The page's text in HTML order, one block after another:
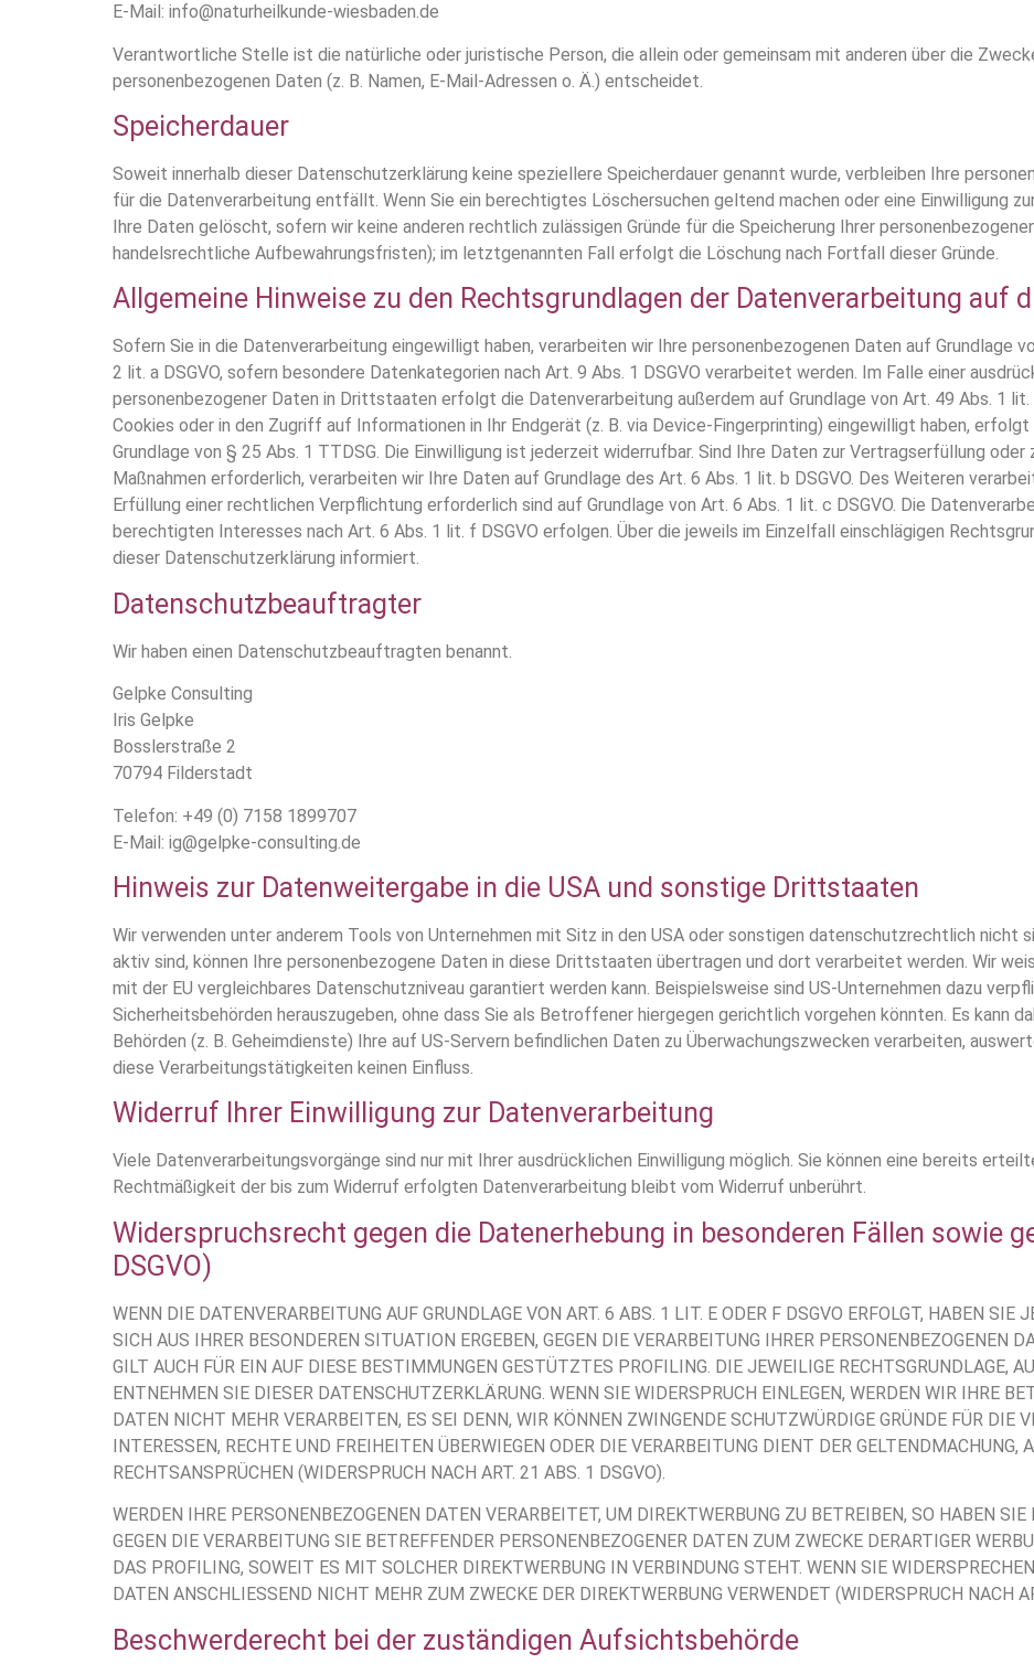
E-Mail: info@naturheilkunde-wiesbaden.de
Verantwortliche Stelle ist die natürliche oder juristische Person, die allein oder gemeinsam mit anderen über die
personenbezogenen Daten (z. B. Namen, E-Mail-Adressen o. Ä.) entscheidet.
Speicherdauer
Soweit innerhalb dieser Datenschutzerklärung keine speziellere Speicherdauer genannt wurde, verbleiben Ihre
für die Datenverarbeitung entfällt. Wenn Sie ein berechtigtes Löschersuchen geltend machen oder eine Einwilligung
Ihre Daten gelöscht, sofern wir keine anderen rechtlich zulässigen Gründe für die Speicherung Ihrer
handelsrechtliche Aufbewahrungsfristen); im letztgenannten Fall erfolgt die Löschung nach Fortfall dieser Gründe.
Allgemeine Hinweise zu den Rechtsgrundlagen der Datenverarbeitung auf
Sofern Sie in die Datenverarbeitung eingewilligt haben, verarbeiten wir Ihre personenbezogenen Daten auf Grundlage
2 lit. a DSGVO, sofern besondere Datenkategorien nach Art. 9 Abs. 1 DSGVO verarbeitet werden. Im Falle einer
personenbezogener Daten in Drittstaaten erfolgt die Datenverarbeitung außerdem auf Grundlage von Art. 49 Abs. 1 lit.
Cookies oder in den Zugriff auf Informationen in Ihr Endgerät (z. B. via Device-Fingerprinting) eingewilligt haben,
Grundlage von § 25 Abs. 1 TTDSG. Die Einwilligung ist jederzeit widerrufbar. Sind Ihre Daten zur Vertragserfüllung
Maßnahmen erforderlich, verarbeiten wir Ihre Daten auf Grundlage des Art. 6 Abs. 1 lit. b DSGVO. Des Weiteren
Erfüllung einer rechtlichen Verpflichtung erforderlich sind auf Grundlage von Art. 6 Abs. 1 lit. c DSGVO. Die
berechtigten Interesses nach Art. 6 Abs. 1 lit. f DSGVO erfolgen. Über die jeweils im Einzelfall einschlägigen
dieser Datenschutzerklärung informiert.
Datenschutz­beauftragter
Wir haben einen Datenschutzbeauftragten benannt.
Gelpke Consulting
Iris Gelpke
Bosslerstraße 2
70794 Filderstadt
Telefon: +49 (0) 7158 1899707
E-Mail: ig@gelpke-consulting.de
Hinweis zur Datenweitergabe in die USA und sonstige Drittstaaten
Wir verwenden unter anderem Tools von Unternehmen mit Sitz in den USA oder sonstigen datenschutzrechtlich nicht
aktiv sind, können Ihre personenbezogene Daten in diese Drittstaaten übertragen und dort verarbeitet werden. Wir
mit der EU vergleichbares Datenschutzniveau garantiert werden kann. Beispielsweise sind US-Unternehmen dazu
Sicherheitsbehörden herauszugeben, ohne dass Sie als Betroffener hiergegen gerichtlich vorgehen könnten. Es kann
Behörden (z. B. Geheimdienste) Ihre auf US-Servern befindlichen Daten zu Überwachungszwecken verarbeiten,
diese Verarbeitungstätigkeiten keinen Einfluss.
Widerruf Ihrer Einwilligung zur Datenverarbeitung
Viele Datenverarbeitungsvorgänge sind nur mit Ihrer ausdrücklichen Einwilligung möglich. Sie können eine bereits
Rechtmäßigkeit der bis zum Widerruf erfolgten Datenverarbeitung bleibt vom Widerruf unberührt.
Widerspruchsrecht gegen die Datenerhebung in besonderen Fällen sowie
DSGVO)
WENN DIE DATENVERARBEITUNG AUF GRUNDLAGE VON ART. 6 ABS. 1 LIT. E ODER F DSGVO ERFOLGT, HABEN SIE
SICH AUS IHRER BESONDEREN SITUATION ERGEBEN, GEGEN DIE VERARBEITUNG IHRER PERSONENBEZOGENEN
GILT AUCH FÜR EIN AUF DIESE BESTIMMUNGEN GESTÜTZTES PROFILING. DIE JEWEILIGE RECHTSGRUNDLAGE,
ENTNEHMEN SIE DIESER DATENSCHUTZERKLÄRUNG. WENN SIE WIDERSPRUCH EINLEGEN, WERDEN WIR IHRE
DATEN NICHT MEHR VERARBEITEN, ES SEI DENN, WIR KÖNNEN ZWINGENDE SCHUTZWÜRDIGE GRÜNDE FÜR DIE
INTERESSEN, RECHTE UND FREIHEITEN ÜBERWIEGEN ODER DIE VERARBEITUNG DIENT DER GELTENDMACHUNG,
RECHTSANSPRÜCHEN (WIDERSPRUCH NACH ART. 21 ABS. 1 DSGVO).
WERDEN IHRE PERSONENBEZOGENEN DATEN VERARBEITET, UM DIREKTWERBUNG ZU BETREIBEN, SO HABEN
GEGEN DIE VERARBEITUNG SIE BETREFFENDER PERSONENBEZOGENER DATEN ZUM ZWECKE DERARTIGER
DAS PROFILING, SOWEIT ES MIT SOLCHER DIREKTWERBUNG IN VERBINDUNG STEHT. WENN SIE
DATEN ANSCHLIESSEND NICHT MEHR ZUM ZWECKE DER DIREKTWERBUNG VERWENDET (WIDERSPRUCH NACH
Beschwerde­recht bei der zuständigen Aufsichts­behörde